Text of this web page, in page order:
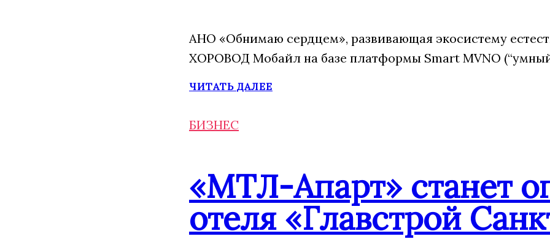
АНО «Обнимаю сердцем», развивающая экосистему
ХОРОВОД Мобайл на базе платформы Smart MVNO
ЧИТАТЬ ДАЛЕЕ
БИЗНЕС
«МТЛ-Апарт» станет
отеля «Главстрой